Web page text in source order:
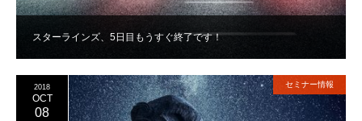
スターラインズ、5日目もうすぐ終了です！
2018
OCT
08
セミナー情報